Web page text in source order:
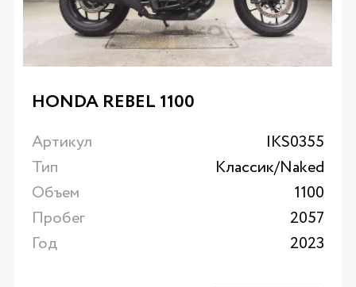
HONDA REBEL 1100
Артикул
IKS0355
Тип
Классик/Naked
Объем
1100
Пробег
2057
Год
2023